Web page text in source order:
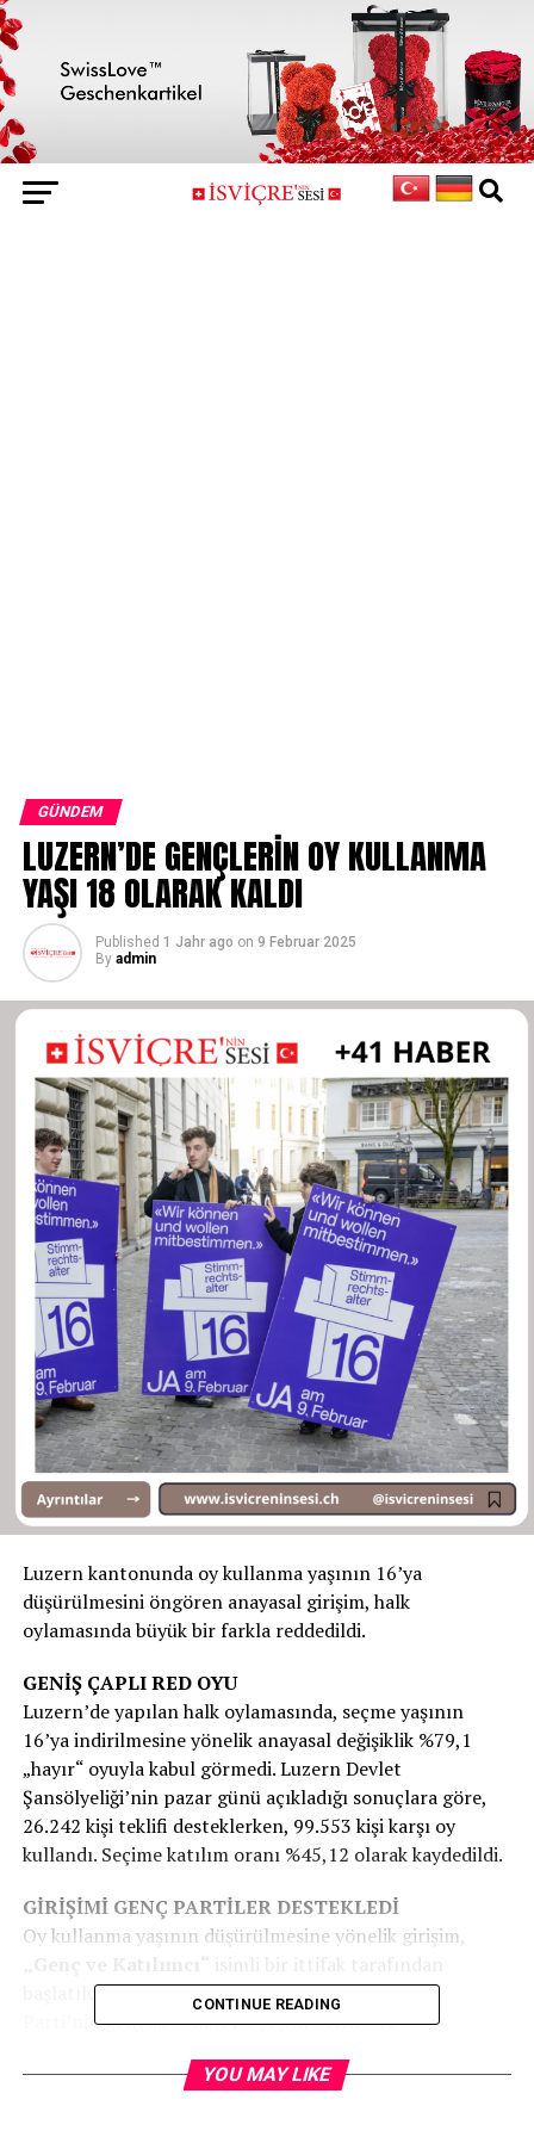
GÜNDEM
LUZERN’DE GENÇLERİN OY KULLANMA
YAŞI 18 OLARAK KALDI
Published 1 Jahr ago on 9 Februar 2025
By admin
Luzern kantonunda oy kullanma yaşının 16’ya
düşürülmesini öngören anayasal girişim, halk
oylamasında büyük bir farkla reddedildi.
GENİŞ ÇAPLI RED OYU
Luzern’de yapılan halk oylamasında, seçme yaşının
16’ya indirilmesine yönelik anayasal değişiklik %79,1
„hayır“ oyuyla kabul görmedi. Luzern Devlet
Şansölyeliği’nin pazar günü açıkladığı sonuçlara göre,
26.242 kişi teklifi desteklerken, 99.553 kişi karşı oy
kullandı. Seçime katılım oranı %45,12 olarak kaydedildi.
GİRİŞİMİ GENÇ PARTİLER DESTEKLEDİ
Oy kullanma yaşının düşürülmesine yönelik girişim,
başlatıldı. Bu ittifak, SP, Yeşiller, GLP ve Merkez
Parti’nin gençlik kolları ile çeşitli dernek ve
CONTINUE READING
YOU MAY LIKE